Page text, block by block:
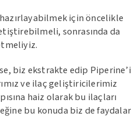
için öncelikle
sonrasında da
biz ekstrakte edip Piperine’i
ve ilaç geliştiricilerimiz
haiz olarak bu ilaçları
bu konuda biz de faydalar